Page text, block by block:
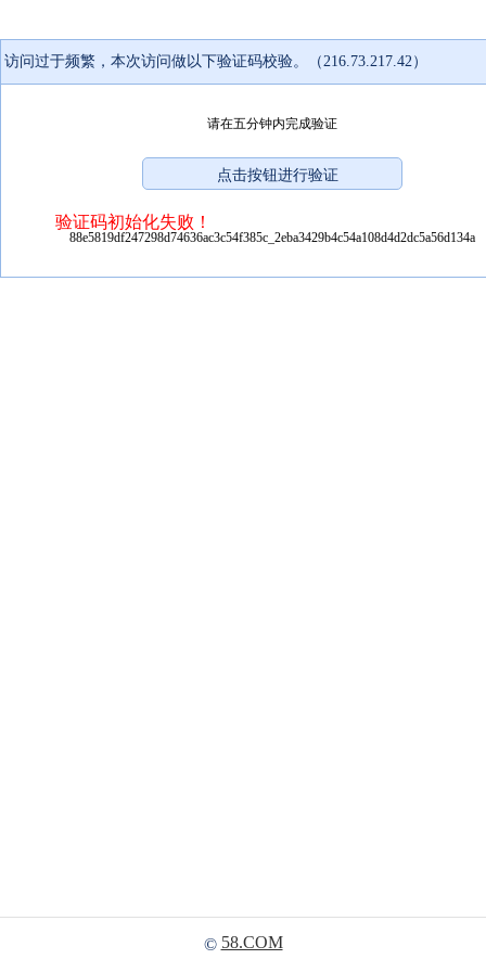
访问过于频繁，本次访问做以下验证码校验。（216.73.217.42）
请在五分钟内完成验证
验证码初始化失败！
88e5819df247298d74636ac3c54f385c_2eba3429b4c54a108d4d2dc5a56d134a
© 58.COM